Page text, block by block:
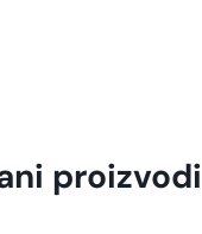
proizvodi